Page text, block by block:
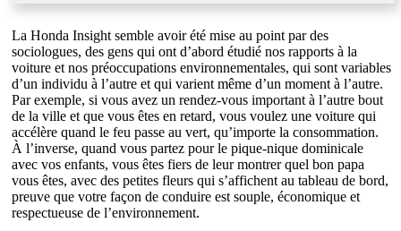
La Honda Insight semble avoir été mise au point par des
sociologues, des gens qui ont d’abord étudié nos rapports à la
voiture et nos préoccupations environnementales, qui sont variables
d’un individu à l’autre et qui varient même d’un moment à l’autre.
Par exemple, si vous avez un rendez-vous important à l’autre bout
de la ville et que vous êtes en retard, vous voulez une voiture qui
accélère quand le feu passe au vert, qu’importe la consommation.
À l’inverse, quand vous partez pour le pique-nique dominicale
avec vos enfants, vous êtes fiers de leur montrer quel bon papa
vous êtes, avec des petites fleurs qui s’affichent au tableau de bord,
preuve que votre façon de conduire est souple, économique et
respectueuse de l’environnement.